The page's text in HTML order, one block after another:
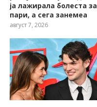
ја лажирала болеста за
пари, а сега занемеа
август 7, 2026